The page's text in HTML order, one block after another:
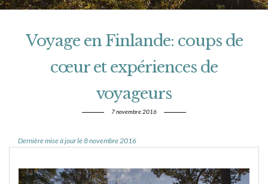
Voyage en Finlande: coups de
cœur et expériences de
voyageurs
7 novembre 2016
Dernière mise à jour le 8 novembre 2016